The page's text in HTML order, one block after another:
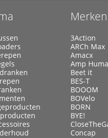
Merken
3Action
ARCh Max
Amacx
Amp
Beet it
BES-T
BOOOM
BOVelo
BORN
BYE!
Concap